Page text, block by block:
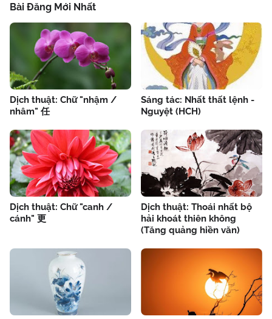
Bài Đăng Mới Nhất
Dịch thuật: Chữ "nhậm /
nhâm" 任
Sáng tác: Nhất thất lệnh -
Nguyệt (HCH)
Dịch thuật: Chữ "canh /
cánh" 更
Dịch thuật: Thoái nhất bộ
hải khoát thiên không
(Tăng quảng hiền văn)